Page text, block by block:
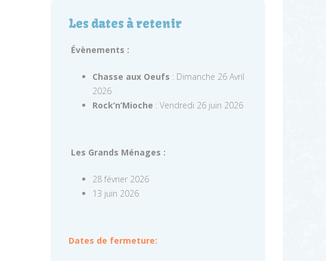
Les dates à retenir
Évènements :
Chasse aux Oeufs : Dimanche 26 Avril
2026
Rock’n’Mioche : Vendredi 26 juin 2026
Les Grands Ménages :
28 février 2026
13 juin 2026
Dates de fermeture: